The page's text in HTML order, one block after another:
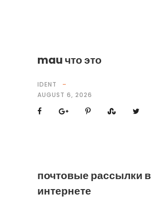
mau что это
IDENT
AUGUST 6, 2026
почтовые рассылки в
интернете